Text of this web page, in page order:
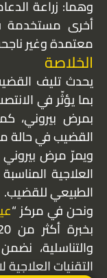
أخرى مستخدمة
معتمدة وغير
الخلاصة
يحدث تليف
بما يؤثّر في
بمرض بيروني،
القضيب في حالة
ويمرّ مرض بيروني
العلاجية
الطبيعي للقضيب.
ونحن في مركز “
والتناسلية،
التقنيات